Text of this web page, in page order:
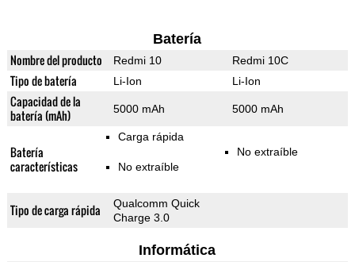
Batería
Nombre del producto Redmi 10 Redmi 10C
Tipo de batería Li-Ion Li-Ion
Capacidad de la
batería (mAh)
5000 mAh 5000 mAh
Batería
características
Carga rápida
No extraíble
No extraíble
Tipo de carga rápida
Qualcomm Quick
Charge 3.0
Informática